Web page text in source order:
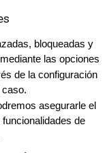
bloqueadas y
las opciones
de la configuración
caso.
asegurarle el
de